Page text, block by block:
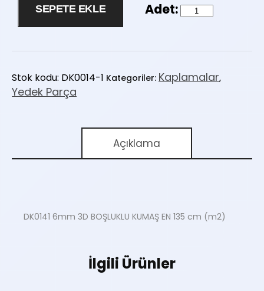
DK0141
BOŞLUKLU
EN
(m2)
SEPETE EKLE
Stok kodu: DK0014-1 Kategoriler: Kaplamalar,
Yedek Parça
Açıklama
DK0141 6mm 3D BOŞLUKLU KUMAŞ EN 135 cm (m2)
İlgili Ürünler